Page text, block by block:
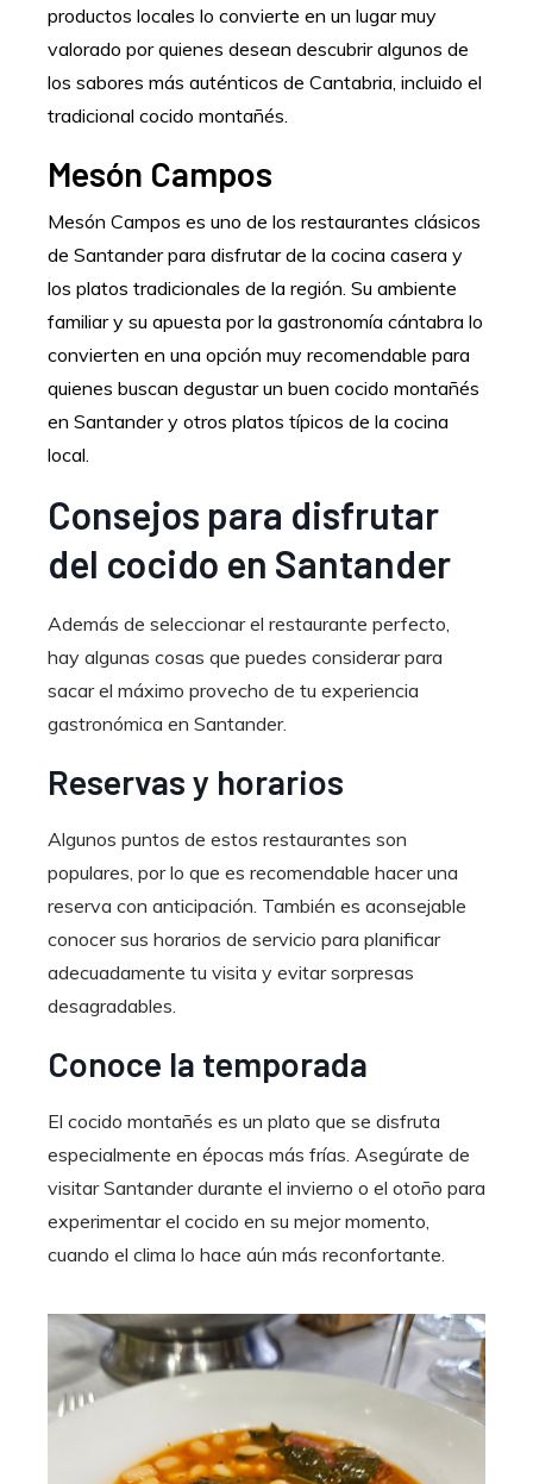
productos locales lo convierte en un lugar muy
valorado por quienes desean descubrir algunos de
los sabores más auténticos de Cantabria, incluido el
tradicional cocido montañés.
Mesón Campos
Mesón Campos es uno de los restaurantes clásicos
de Santander para disfrutar de la cocina casera y
los platos tradicionales de la región. Su ambiente
familiar y su apuesta por la gastronomía cántabra lo
convierten en una opción muy recomendable para
quienes buscan degustar un buen cocido montañés
en Santander y otros platos típicos de la cocina
local.
Consejos para disfrutar
del cocido en Santander
Además de seleccionar el restaurante perfecto,
hay algunas cosas que puedes considerar para
sacar el máximo provecho de tu experiencia
gastronómica en Santander.
Reservas y horarios
Algunos puntos de estos restaurantes son
populares, por lo que es recomendable hacer una
reserva con anticipación. También es aconsejable
conocer sus horarios de servicio para planificar
adecuadamente tu visita y evitar sorpresas
desagradables.
Conoce la temporada
El cocido montañés es un plato que se disfruta
especialmente en épocas más frías. Asegúrate de
visitar Santander durante el invierno o el otoño para
experimentar el cocido en su mejor momento,
cuando el clima lo hace aún más reconfortante.